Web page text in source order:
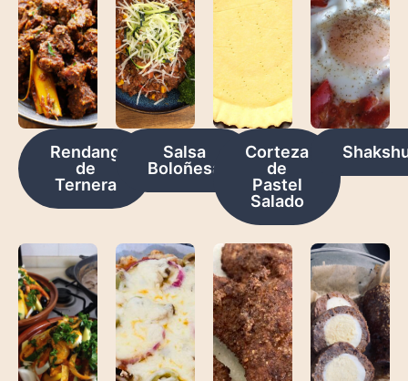
Rendang
de
Ternera
Salsa
Boloñesa
Corteza
de
Pastel
Salado